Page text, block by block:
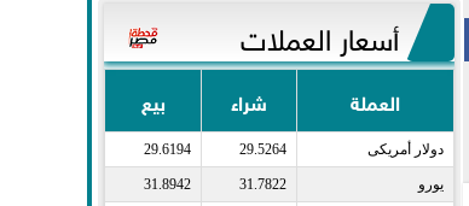
أسعار العملات
العملة شراء بيع
دولار أمريكى​ 29.5264
29.6194
يورو​ 31.7822
31.8942